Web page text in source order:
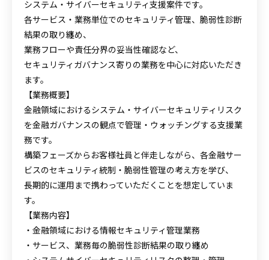
システム・サイバーセキュリティ支援案件です。
各サービス・業務単位でのセキュリティ管理、脆弱性診断
結果の取り纏め、
業務フローや責任分界の妥当性確認など、
セキュリティガバナンス寄りの業務を中心に対応いただき
ます。
【業務概要】
金融領域におけるシステム・サイバーセキュリティリスク
を金融ガバナンスの観点で管理・ウォッチングする支援業
務です。
構築フェーズからお客様社員と伴走しながら、各金融サー
ビスのセキュリティ統制・脆弱性管理の考え方を学び、
長期的に運用まで携わっていただくことを想定していま
す。
【業務内容】
・金融領域における情報セキュリティ管理業務
・サービス、業務毎の脆弱性診断結果の取り纏め